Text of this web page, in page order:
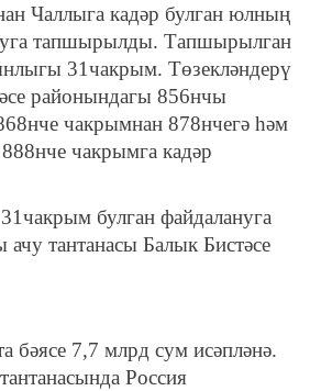
Чаллыга кадәр булган юлның
тапшырылды. Тапшырылган
31чакрым. Төзекләндерү
районындагы 856нчы
чакрымнан 878нчегә һәм
чакрымга кадәр
булган файдалануга
тантанасы Балык Бистәсе
бәясе 7,7 млрд сум исәпләнә.
Россия